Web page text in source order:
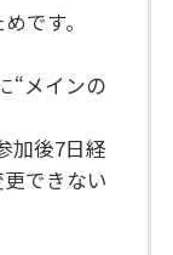
です。
“メインの
加後7日経
できない